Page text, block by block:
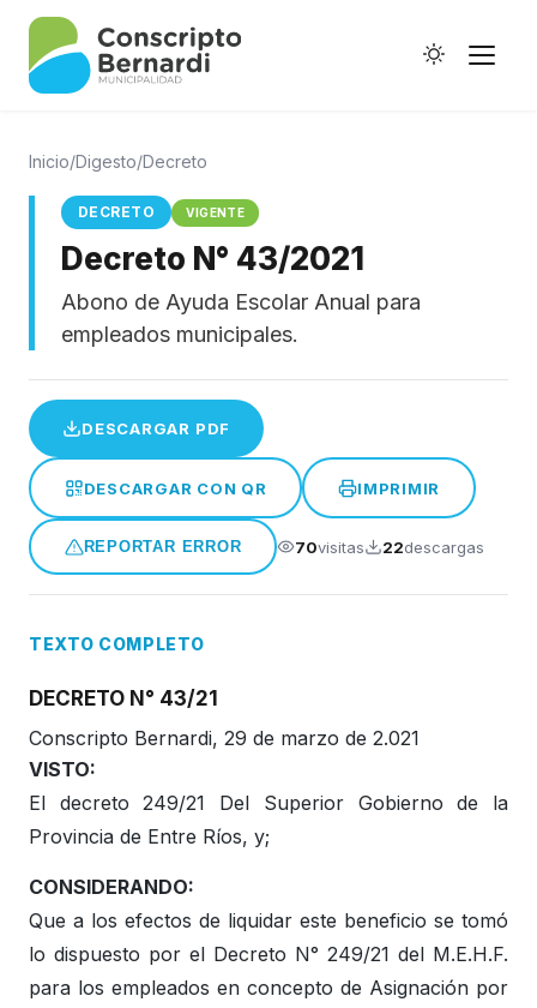
Historia
Galería de Ptes.
Autoridades
Digesto Municipal
Honorable Concejo Deliverante
Inicio/Digesto/Decreto
DECRETO VIGENTE
Decreto N° 43/2021
Abono de Ayuda Escolar Anual para
empleados municipales.
DESCARGAR PDF
DESCARGAR CON QR IMPRIMIR
REPORTAR ERROR 70visitas 22descargas
TEXTO COMPLETO
DECRETO N° 43/21
Conscripto Bernardi, 29 de marzo de 2.021
VISTO:
El decreto 249/21 Del Superior Gobierno de la
Provincia de Entre Ríos, y;
CONSIDERANDO:
Que a los efectos de liquidar este beneficio se tomó
lo dispuesto por el Decreto N° 249/21 del M.E.H.F.
para los empleados en concepto de Asignación por